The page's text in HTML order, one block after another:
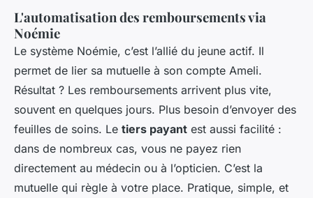
L'automatisation des remboursements via
Noémie
Le système Noémie, c’est l’allié du jeune actif. Il
permet de lier sa mutuelle à son compte Ameli.
Résultat ? Les remboursements arrivent plus vite,
souvent en quelques jours. Plus besoin d’envoyer des
feuilles de soins. Le tiers payant est aussi facilité :
dans de nombreux cas, vous ne payez rien
directement au médecin ou à l’opticien. C’est la
mutuelle qui règle à votre place. Pratique, simple, et